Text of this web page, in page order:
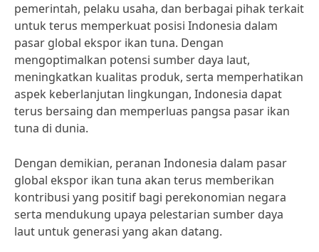
pemerintah, pelaku usaha, dan berbagai pihak terkait
untuk terus memperkuat posisi Indonesia dalam
pasar global ekspor ikan tuna. Dengan
mengoptimalkan potensi sumber daya laut,
meningkatkan kualitas produk, serta memperhatikan
aspek keberlanjutan lingkungan, Indonesia dapat
terus bersaing dan memperluas pangsa pasar ikan
tuna di dunia.
Dengan demikian, peranan Indonesia dalam pasar
global ekspor ikan tuna akan terus memberikan
kontribusi yang positif bagi perekonomian negara
serta mendukung upaya pelestarian sumber daya
laut untuk generasi yang akan datang.